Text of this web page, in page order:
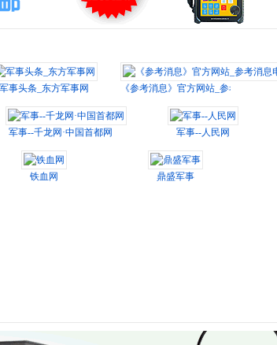
军事头条_东方军事网 《参考消息》官方网站_参考消息电子
军事--千龙网·中国首都网 军事--人民网
铁血网 鼎盛军事